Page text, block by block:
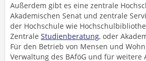
Außerdem gibt es eine zentrale
Akademischen Senat und zentrale
der Hochschule wie
Zentrale Studienberatung, oder
Für den Betrieb von Mensen und
Verwaltung des BAföG und für weitere